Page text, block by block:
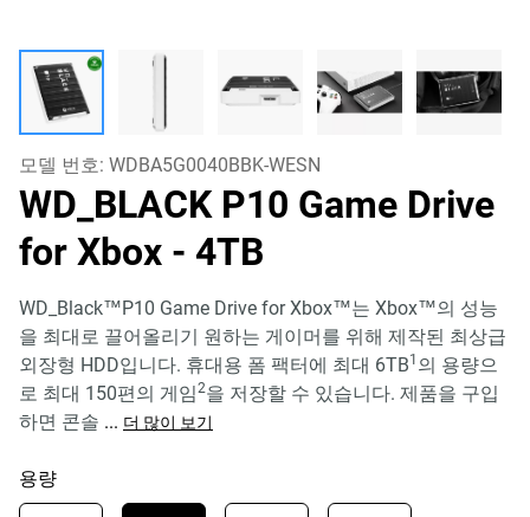
모델 번호: WDBA5G0040BBK-WESN
WD_BLACK P10 Game Drive
for Xbox - 4TB
WD_Black™P10 Game Drive for Xbox™는 Xbox™의 성능
을 최대로 끌어올리기 원하는 게이머를 위해 제작된 최상급
외장형 HDD입니다. 휴대용 폼 팩터에 최대 6TB1 의 용량으
로 최대 150편의 게임2을 저장할 수 있습니다. 제품을 구입
하면 콘솔 ... 더 많이 보기
용량